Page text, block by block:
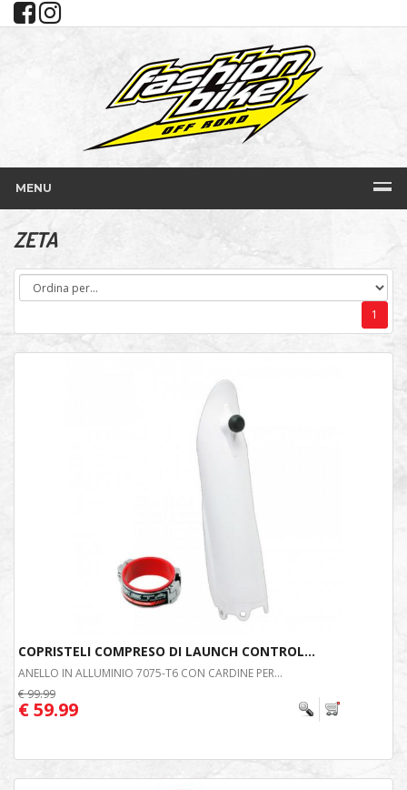
MENU
ZETA
1
COPRISTELI COMPRESO DI LAUNCH CONTROL...
ANELLO IN ALLUMINIO 7075-T6 CON CARDINE PER...
€ 99.99
€ 59.99